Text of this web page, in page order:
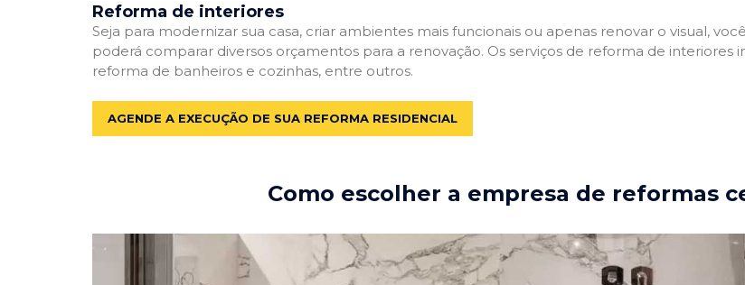
Reforma de interiores
Seja para modernizar sua casa, criar ambientes mais funcionais ou apenas renovar o visual,
poderá comparar diversos orçamentos para a renovação. Os serviços de reforma de
reforma de banheiros e cozinhas, entre outros.
AGENDE A EXECUÇÃO DE SUA REFORMA RESIDENCIAL
Como escolher a empresa de reformas